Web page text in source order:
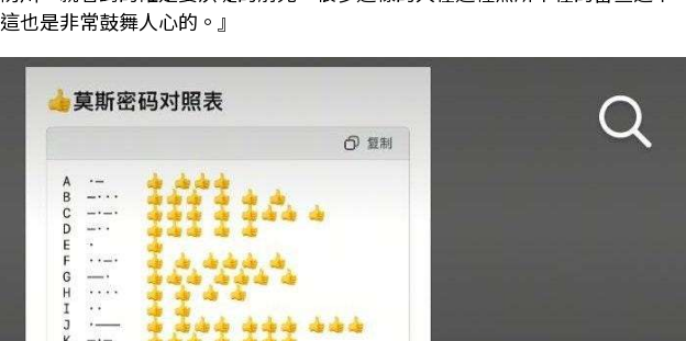
也是非常鼓舞人心的。』